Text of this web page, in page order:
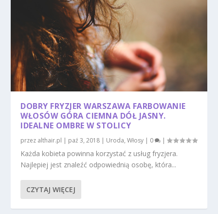
DOBRY FRYZJER WARSZAWA FARBOWANIE
WŁOSÓW GÓRA CIEMNA DÓŁ JASNY.
IDEALNE OMBRE W STOLICY
przez althair.pl | paź 3, 2018 | Uroda,Włosy | 0 |
Każda kobieta powinna korzystać z usług fryzjera.
Najlepiej jest znaleźć odpowiednią osobę, która...
CZYTAJ WIĘCEJ